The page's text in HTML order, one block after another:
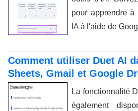
pour apprendre
IA à l'aide de
Comment utiliser Duet AI
Sheets, Gmail et Google
La fonctionnalité
également